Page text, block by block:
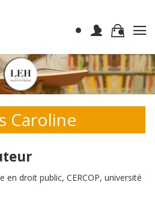
Caroline
en droit public, CERCOP, université